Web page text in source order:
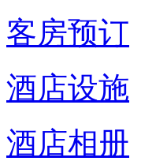
客房预订
酒店设施
酒店相册